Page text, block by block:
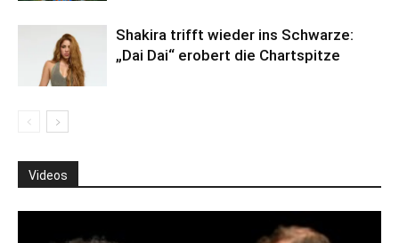
Shakira trifft wieder ins Schwarze:
„Dai Dai“ erobert die Chartspitze
Videos